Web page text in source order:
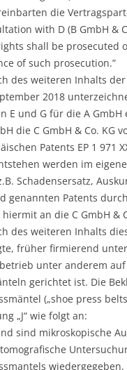
die
with D (B GmbH
shall be prosecuted
of such prosecution.”
des weiteren Inhalts
2018
E und G für die A
die C GmbH & Co.
Patents EP 1 971
werden im
Schadensersatz,
genannten Patents
an die C GmbH &
des weiteren Inhalts
früher firmierend
unter anderem
gerichtet ist. Die
(„shoe press
„J“ wie folgt an:
sind mikroskopische